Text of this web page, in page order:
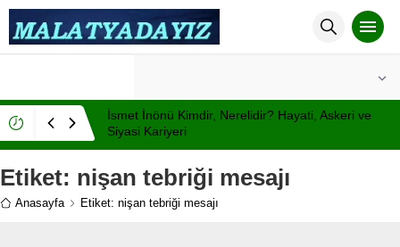
İsmet İnönü Kimdir, Nerelidir? Hayati, Askeri ve
Siyasi Kariyeri
Etiket: nişan tebriği mesajı
Anasayfa Etiket: nişan tebriği mesajı